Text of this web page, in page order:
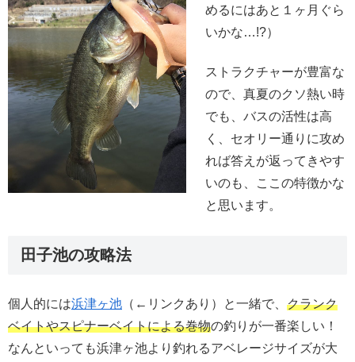
めるにはあと１ヶ月ぐら
いかな…!?）
ストラクチャーが豊富な
ので、真夏のクソ熱い時
でも、バスの活性は高
く、セオリー通りに攻め
れば答えが返ってきやす
いのも、ここの特徴かな
と思います。
田子池の攻略法
個人的には浜津ヶ池 （←リンクあり）と一緒で、 クランク
ベイトやスピナーベイトによる巻物の釣りが一番楽しい！
なんといっても浜津ヶ池より釣れるアベレージサイズが大